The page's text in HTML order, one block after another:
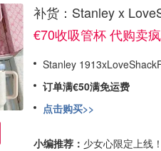
补货：Stanley x
€70收吸管杯 代购卖
Stanley
订单满€50满免运费
点击购买>>
小编推荐： 少女心限定上线